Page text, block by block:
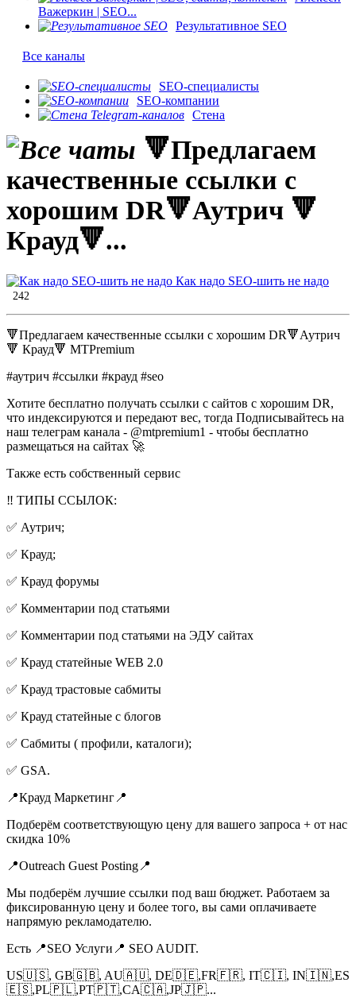
Важеркин | SEO...
Результативное SEO
Все каналы
SEO-специалисты
SEO-компании
Стена
🔻Предлагаем
качественные ссылки с
хорошим DR🔻Аутрич 🔻
Крауд🔻...
Как надо SEO-шить не надо
242
🔻Предлагаем качественные ссылки с хорошим DR🔻Аутрич
🔻 Крауд🔻 MTPremium
#аутрич #ссылки #крауд #seo
Хотите бесплатно получать ссылки с сайтов с хорошим DR,
что индексируются и передают вес, тогда Подписывайтесь на
наш телеграм канала - @mtpremium1 - чтобы бесплатно
размещаться на сайтах 🚀
Также есть собственный сервис
‼️ ТИПЫ ССЫЛОК:
✅ Аутрич;
✅ Крауд;
✅ Крауд форумы
✅ Комментарии под статьями
✅ Комментарии под статьями на ЭДУ сайтах
✅ Крауд статейные WEB 2.0
✅ Крауд трастовые сабмиты
✅ Крауд статейные c блогов
✅ Сабмиты ( профили, каталоги);
✅ GSA.
📍Крауд Маркетинг📍
Подберём соответствующую цену для вашего запроса + от нас
скидка 10%
📍Outreach Guest Posting📍
Мы подберём лучшие ссылки под ваш бюджет. Работаем за
фиксированную цену и более того, вы сами оплачиваете
напрямую рекламодателю.
Есть 📍SEO Услуги📍 SEO AUDIT.
US🇺🇸, GB🇬🇧, AU🇦🇺, DE🇩🇪,FR🇫🇷, IT🇨🇮, IN🇮🇳,ES
🇪🇸,PL🇵🇱,PT🇵🇹,CA🇨🇦,JP🇯🇵...